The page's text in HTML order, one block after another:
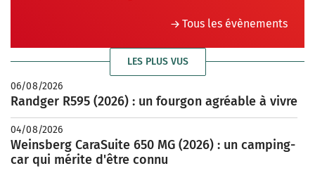
Tous les évènements
LES PLUS VUS
06/08/2026
Randger R595 (2026) : un fourgon agréable à vivre
04/08/2026
Weinsberg CaraSuite 650 MG (2026) : un camping-
car qui mérite d'être connu